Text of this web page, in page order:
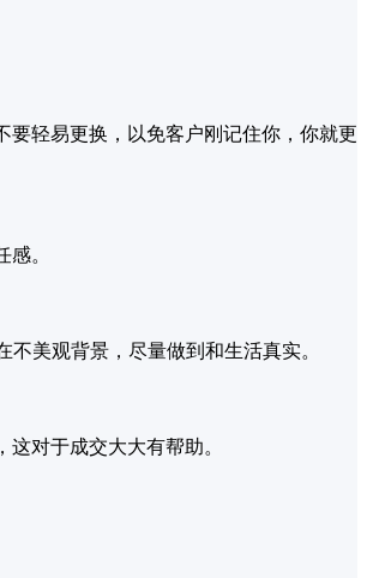
轻易更换，以免客户刚记住你，你就更
。
美观背景，尽量做到和生活真实。
对于成交大大有帮助。